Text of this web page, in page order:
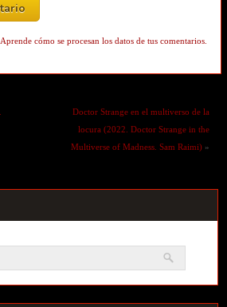
Aprende cómo se procesan los datos de tus comentarios.
Doctor Strange en el multiverso de la
locura (2022. Doctor Strange in the
Multiverse of Madness. Sam Raimi) »